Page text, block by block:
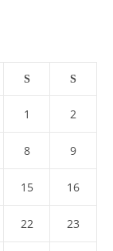
S S
1 2
8 9
15 16
22 23